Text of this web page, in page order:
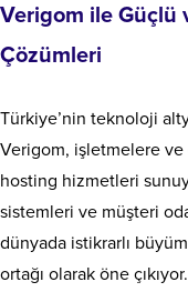
Verigom ile Güçlü
Çözümleri
Türkiye’nin teknoloji
Verigom, işletmelere
hosting hizmetleri
sistemleri ve müşteri
dünyada istikrarlı
ortağı olarak öne